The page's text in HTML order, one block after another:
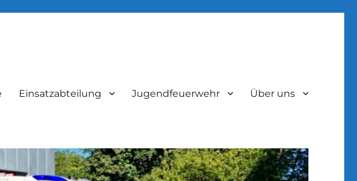
Einsatzabteilung Jugendfeuerwehr Über uns